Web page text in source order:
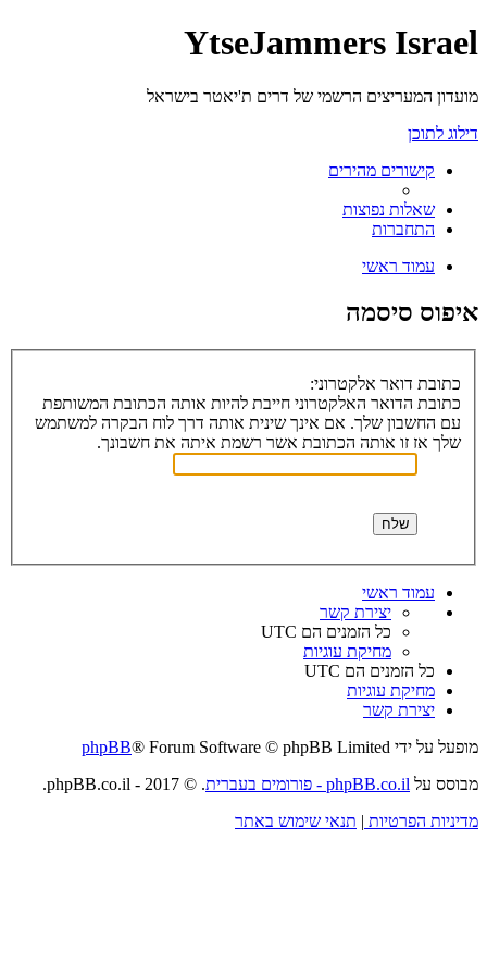
YtseJammers Israel
מועדון המעריצים הרשמי של דרים ת'יאטר בישראל
דילוג לתוכן
קישורים מהירים
שאלות נפוצות
התחברות
עמוד ראשי
איפוס סיסמה
כתובת דואר אלקטרוני:
כתובת הדואר האלקטרוני חייבת להיות אותה הכתובת המשותפת
עם החשבון שלך. אם אינך שינית אותה דרך לוח הבקרה למשתמש
שלך אז זו אותה הכתובת אשר רשמת איתה את חשבונך.
עמוד ראשי
יצירת קשר
כל הזמנים הם UTC
מחיקת עוגיות
כל הזמנים הם UTC
מחיקת עוגיות
יצירת קשר
מופעל על ידי
phpBB® Forum Software © phpBB Limited
מבוסס על phpBB.co.il - פורומים בעברית
. © 2017 - phpBB.co.il.
מדיניות הפרטיות | תנאי שימוש באתר